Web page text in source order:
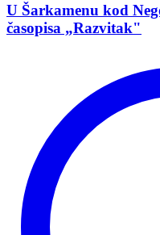
U Šarkamenu kod
časopisa „Razvitak"